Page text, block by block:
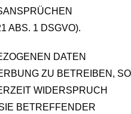
ABS. 1 DSGVO).
DATEN
ZU BETREIBEN, SO
WIDERSPRUCH
BETREFFENDER